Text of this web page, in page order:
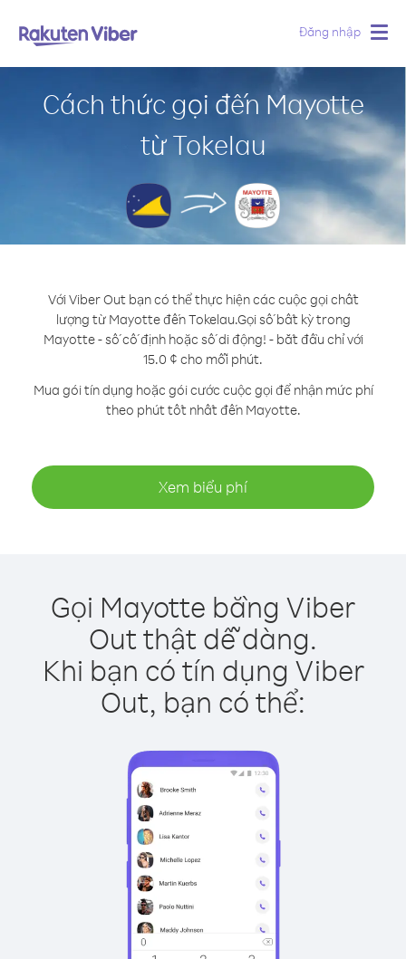
Đăng nhập
Cách thức gọi đến Mayotte
từ Tokelau
Với Viber Out bạn có thể thực hiện các cuộc gọi chất
lượng từ Mayotte đến Tokelau.Gọi số bất kỳ trong
Mayotte - số cố định hoặc số di động! - bắt đầu chỉ với
15.0 ¢ cho mỗi phút.
Mua gói tín dụng hoặc gói cước cuộc gọi để nhận mức phí
theo phút tốt nhất đến Mayotte.
Xem biểu phí
Gọi Mayotte bằng Viber
Out thật dễ dàng.
Khi bạn có tín dụng Viber
Out, bạn có thể: